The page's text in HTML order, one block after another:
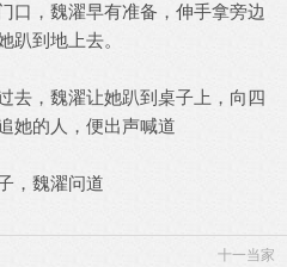
口，魏濯早有准备，伸手拿旁边
趴到地上去。
去，魏濯让她趴到桌子上，向四
她的人，便出声喊道
，魏濯问道
十一当家